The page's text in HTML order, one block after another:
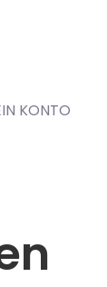
KONTO